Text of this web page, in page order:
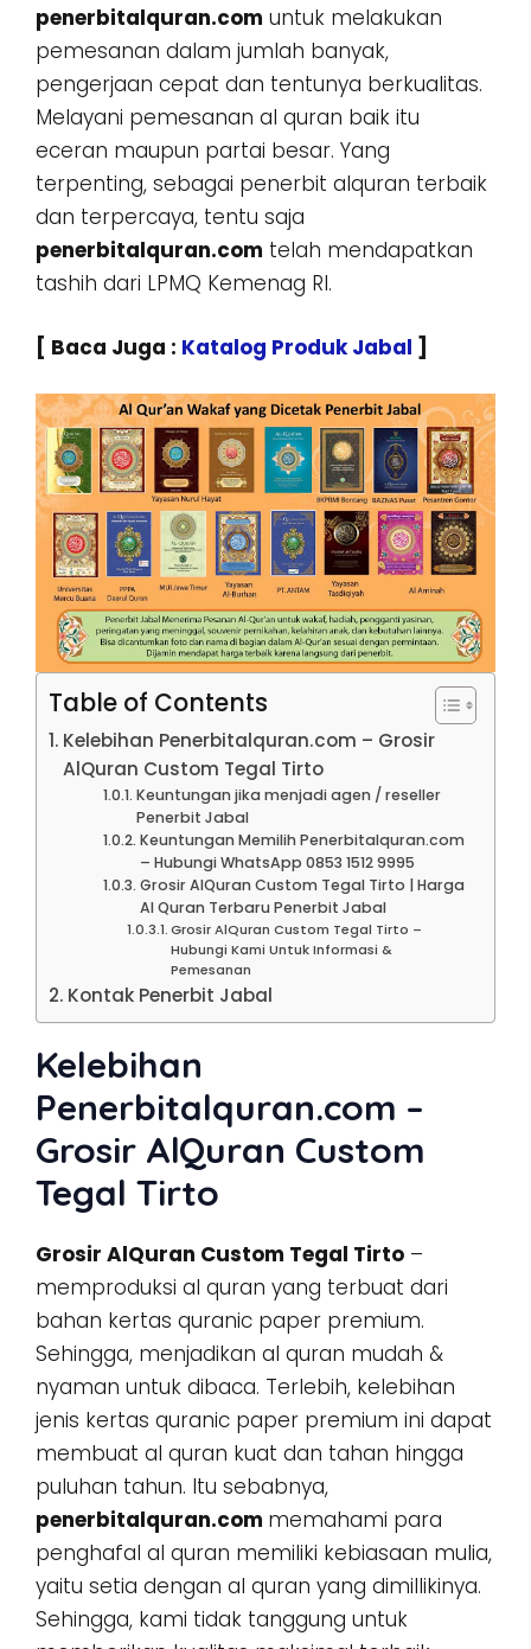
penerbitalquran.com untuk melakukan
pemesanan dalam jumlah banyak,
pengerjaan cepat dan tentunya berkualitas.
Melayani pemesanan al quran baik itu
eceran maupun partai besar. Yang
terpenting, sebagai penerbit alquran terbaik
dan terpercaya, tentu saja
penerbitalquran.com telah mendapatkan
tashih dari LPMQ Kemenag RI.
[ Baca Juga : Katalog Produk Jabal ]
Table of Contents
Kelebihan Penerbitalquran.com – Grosir
AlQuran Custom Tegal Tirto
Keuntungan jika menjadi agen / reseller
Penerbit Jabal
Keuntungan Memilih Penerbitalquran.com
– Hubungi WhatsApp 0853 1512 9995
Grosir AlQuran Custom Tegal Tirto | Harga
Al Quran Terbaru Penerbit Jabal
Grosir AlQuran Custom Tegal Tirto –
Hubungi Kami Untuk Informasi &
Pemesanan
Kontak Penerbit Jabal
Kelebihan
Penerbitalquran.com –
Grosir AlQuran Custom
Tegal Tirto
Grosir AlQuran Custom Tegal Tirto –
memproduksi al quran yang terbuat dari
bahan kertas quranic paper premium.
Sehingga, menjadikan al quran mudah &
nyaman untuk dibaca. Terlebih, kelebihan
jenis kertas quranic paper premium ini dapat
membuat al quran kuat dan tahan hingga
puluhan tahun. Itu sebabnya,
penerbitalquran.com memahami para
penghafal al quran memiliki kebiasaan mulia,
yaitu setia dengan al quran yang dimillikinya.
Sehingga, kami tidak tanggung untuk